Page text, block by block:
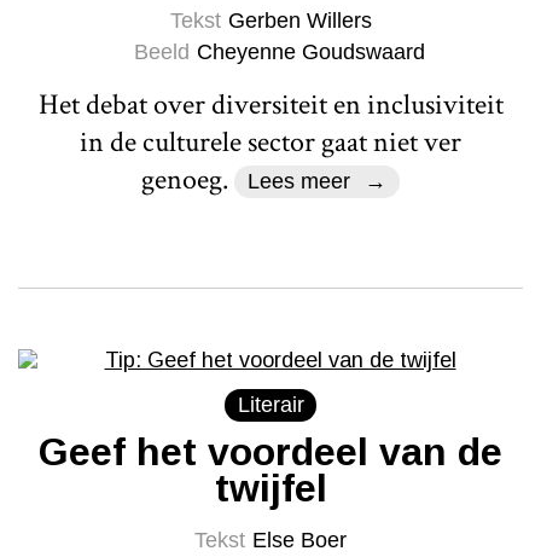
Tekst Gerben Willers
Beeld Cheyenne Goudswaard
Het debat over diversiteit en inclusiviteit
in de culturele sector gaat niet ver
genoeg.
Lees meer
Literair
Geef het voordeel van de
twijfel
Tekst Else Boer